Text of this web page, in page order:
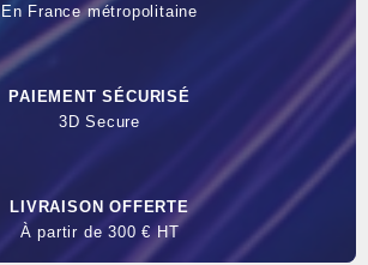
En France métropolitaine
PAIEMENT SÉCURISÉ
3D Secure
LIVRAISON OFFERTE
À partir de 300 € HT